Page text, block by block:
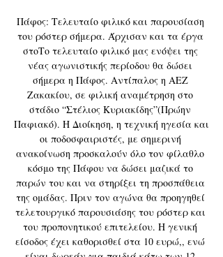
Πάφος: Τελευταίο φιλικό και παρουσίαση
του ρόστερ σήμερα. Άρχισαν και τα έργα
στοΤο τελευταίο φιλικό μας ενόψει της
νέας αγωνιστικής περίοδου θα δώσει
σήμερα η Πάφος. Αντίπαλος η ΑΕΖ
Ζακακίου, σε φιλική αναμέτρηση στο
στάδιο “Στέλιος Κυριακίδης”(Πρώην
Παφιακό). Η Διοίκηση, η τεχνική ηγεσία και
οι ποδοσφαιριστές, με σημερινή
ανακοίνωση προσκαλούν όλο τον φίλαθλο
κόσμο της Πάφου να δώσει μαζικά το
παρών του και να στηρίξει τη προσπάθεια
της ομάδας. Πριν τον αγώνα θα προηγηθεί
τελετουργικό παρουσιάσης του ρόστερ και
του προπονητικού επιτελείου. Η γενική
είσοδος έχει καθορισθεί στα 10 ευρώ,, ενώ